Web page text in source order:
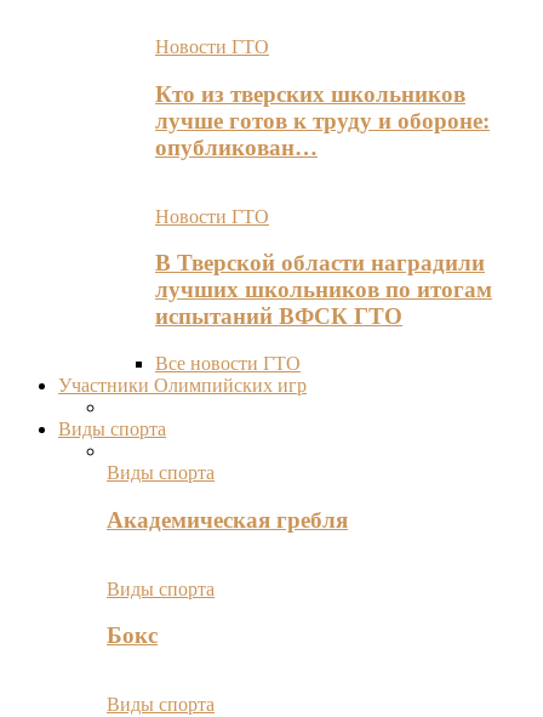
Новости ГТО
Кто из тверских школьников
лучше готов к труду и обороне:
опубликован…
Новости ГТО
В Тверской области наградили
лучших школьников по итогам
испытаний ВФСК ГТО
Все новости ГТО
Участники Олимпийских игр
Виды спорта
Виды спорта
Академическая гребля
Виды спорта
Бокс
Виды спорта